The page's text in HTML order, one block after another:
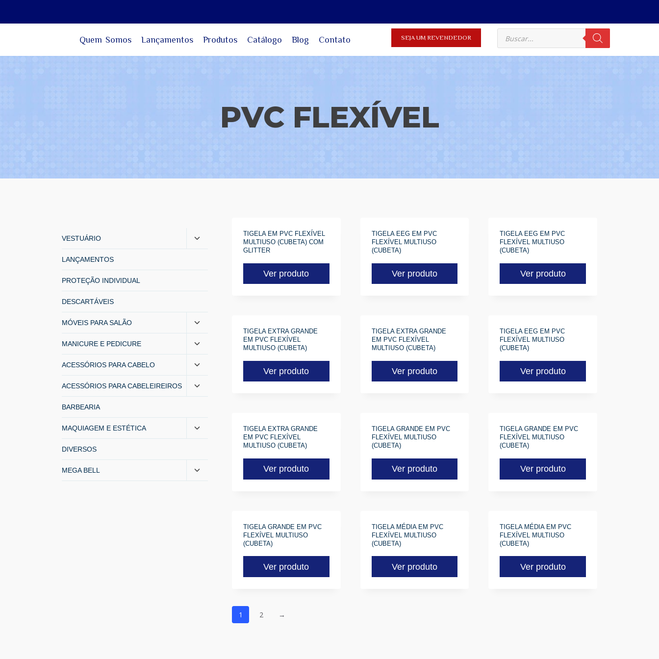
Quem Somos Lançamentos Produtos Catálogo Blog Contato SEJA UM REVENDEDOR
PVC FLEXÍVEL
TIGELA EM PVC FLEXÍVEL
MULTIUSO (CUBETA) COM
GLITTER
Ver produto
TIGELA EEG EM PVC
FLEXÍVEL MULTIUSO
(CUBETA)
Ver produto
TIGELA EEG EM PVC
FLEXÍVEL MULTIUSO
(CUBETA)
Ver produto
TIGELA EXTRA GRANDE
EM PVC FLEXÍVEL
MULTIUSO (CUBETA)
Ver produto
TIGELA EXTRA GRANDE
EM PVC FLEXÍVEL
MULTIUSO (CUBETA)
Ver produto
TIGELA EEG EM PVC
FLEXÍVEL MULTIUSO
(CUBETA)
Ver produto
TIGELA EXTRA GRANDE
EM PVC FLEXÍVEL
MULTIUSO (CUBETA)
Ver produto
TIGELA GRANDE EM PVC
FLEXÍVEL MULTIUSO
(CUBETA)
Ver produto
TIGELA GRANDE EM PVC
FLEXÍVEL MULTIUSO
(CUBETA)
Ver produto
TIGELA GRANDE EM PVC
FLEXÍVEL MULTIUSO
(CUBETA)
Ver produto
TIGELA MÉDIA EM PVC
FLEXÍVEL MULTIUSO
(CUBETA)
Ver produto
TIGELA MÉDIA EM PVC
FLEXÍVEL MULTIUSO
(CUBETA)
Ver produto
1 2 →
VESTUÁRIO
LANÇAMENTOS
PROTEÇÃO INDIVIDUAL
DESCARTÁVEIS
MÓVEIS PARA SALÃO
MANICURE E PEDICURE
ACESSÓRIOS PARA CABELO
ACESSÓRIOS PARA CABELEIREIROS
BARBEARIA
MAQUIAGEM E ESTÉTICA
DIVERSOS
MEGA BELL